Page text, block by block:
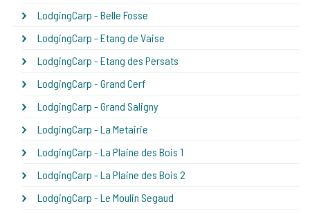
LodgingCarp - Belle Fosse
LodgingCarp - Etang de Vaise
LodgingCarp - Etang des Persats
LodgingCarp - Grand Cerf
LodgingCarp - Grand Saligny
LodgingCarp - La Metairie
LodgingCarp - La Plaine des Bois 1
LodgingCarp - La Plaine des Bois 2
LodgingCarp - Le Moulin Segaud